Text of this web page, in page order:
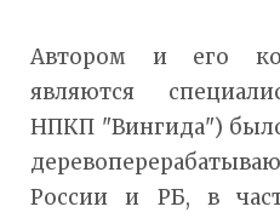
Автором и его
являются
НПКП "Вингида")
России и РБ, в